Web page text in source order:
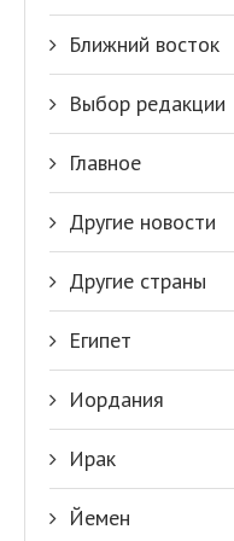
Ближний восток
Выбор редакции
Главное
Другие новости
Другие страны
Египет
Иордания
Ирак
Йемен